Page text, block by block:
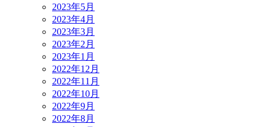
2023年5月
2023年4月
2023年3月
2023年2月
2023年1月
2022年12月
2022年11月
2022年10月
2022年9月
2022年8月